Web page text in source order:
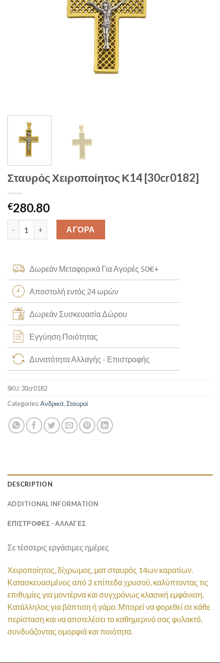
Σταυρός Χειροποίητος Κ14 [30cr0182]
€280.80
Σταυρός Χειροποίητος Κ14 [30cr0182] quantity
ΑΓΟΡΑ
Δωρεάν Μεταφορικά Για Αγορές 50€+
Αποστολή εντός 24 ωρών
Δωρεάν Συσκευασία Δώρου
Εγγύηση Ποιότητας
Δυνατότητα Αλλαγής - Επιστροφής
SKU:30cr0182
Categories:Ανδρικά,Σταυροί
DESCRIPTION
ADDITIONAL INFORMATION
ΕΠΙΣΤΡΟΦΕΣ - ΑΛΛΑΓΕΣ
Σε τέσσερις εργάσιμες ημέρες
Χειροποίητος, δίχρωμος, ματ σταυρός 14ων καρατίων.
Κατασκευασμένος από 2 επίπεδα χρυσού, καλύπτοντας τις
επιθυμίες για μοντέρνα και συγχρόνως κλασική εμφάνιση.
Κατάλληλος για βάπτιση ή γάμο. Μπορεί να φορεθεί σε κάθε
περίσταση και να αποτελέσει το καθημερινό σας φυλακτό,
συνδυάζοντας ομορφιά και ποιότητα.